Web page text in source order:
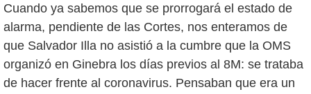
Cuando ya sabemos que se prorrogará el estado de
alarma, pendiente de las Cortes, nos enteramos de
que Salvador Illa no asistió a la cumbre que la OMS
organizó en Ginebra los días previos al 8M: se trataba
de hacer frente al coronavirus. Pensaban que era un